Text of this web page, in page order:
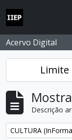
Skip to main content
Acervo Digital
Limite
Descrição
Remover filtro:
CULTURA